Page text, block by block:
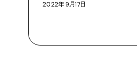
2022年9月17日